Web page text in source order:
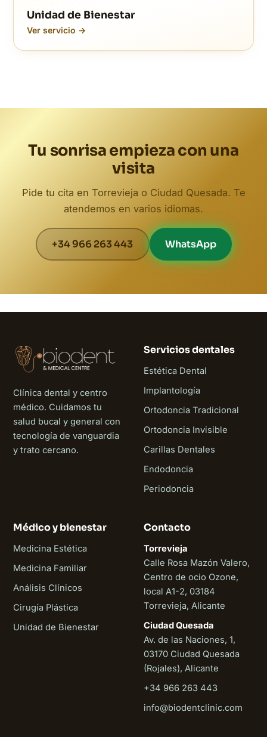
Unidad de Bienestar
Ver servicio →
Tu sonrisa empieza con una
visita
Pide tu cita en Torrevieja o Ciudad Quesada. Te
atendemos en varios idiomas.
+34 966 263 443 WhatsApp
Clínica dental y centro
médico. Cuidamos tu
salud bucal y general con
tecnología de vanguardia
y trato cercano.
Servicios dentales
Estética Dental
Implantología
Ortodoncia Tradicional
Ortodoncia Invisible
Carillas Dentales
Endodoncia
Periodoncia
Médico y bienestar
Medicina Estética
Medicina Familiar
Análisis Clínicos
Cirugía Plástica
Unidad de Bienestar
Contacto
Torrevieja
Calle Rosa Mazón Valero,
Centro de ocio Ozone,
local A1-2, 03184
Torrevieja, Alicante
Ciudad Quesada
Av. de las Naciones, 1,
03170 Ciudad Quesada
(Rojales), Alicante
+34 966 263 443
info@biodentclinic.com